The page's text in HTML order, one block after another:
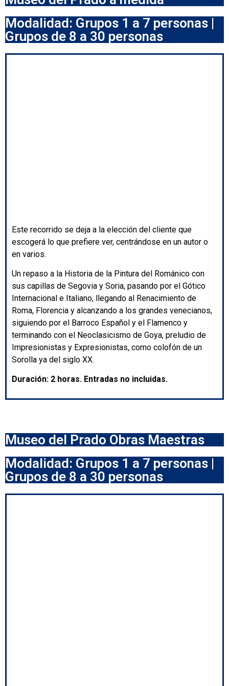
Modalidad: Grupos 1 a 7 personas |
Grupos de 8 a 30 personas
Este recorrido se deja a la elección del cliente que
escogerá lo que prefiere ver, centrándose en un autor o
en varios.
Un repaso a la Historia de la Pintura del Románico con
sus capillas de Segovia y Soria, pasando por el Gótico
Internacional e Italiano, llegando al Renacimiento de
Roma, Florencia y alcanzando a los grandes venecianos,
siguiendo por el Barroco Español y el Flamenco y
terminando con el Neoclasicismo de Goya, preludio de
Impresionistas y Expresionistas, como colofón de un
Sorolla ya del siglo XX.
Duración: 2 horas. Entradas no incluidas.
Museo del Prado Obras Maestras
Modalidad: Grupos 1 a 7 personas |
Grupos de 8 a 30 personas